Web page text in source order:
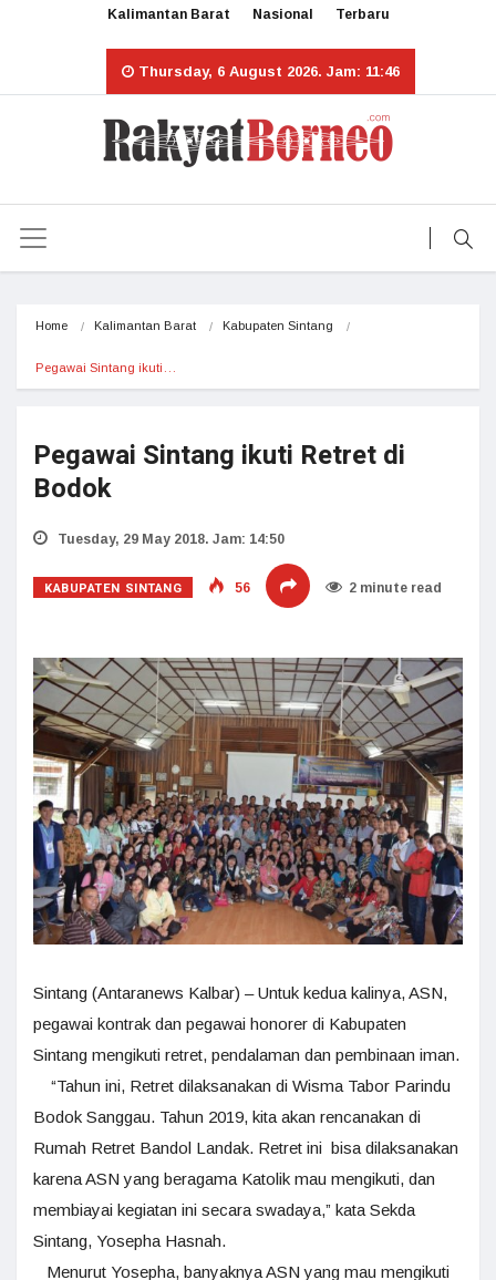
Kalimantan Barat Nasional Terbaru
Thursday, 6 August 2026. Jam: 11:46
Home Kalimantan Barat Kabupaten Sintang
Pegawai Sintang ikuti…
Pegawai Sintang ikuti Retret di
Bodok
Tuesday, 29 May 2018. Jam: 14:50
KABUPATEN SINTANG 56 2 minute read
Sintang (Antaranews Kalbar) – Untuk kedua kalinya, ASN,
pegawai kontrak dan pegawai honorer di Kabupaten
Sintang mengikuti retret, pendalaman dan pembinaan iman.
“Tahun ini, Retret dilaksanakan di Wisma Tabor Parindu
Bodok Sanggau. Tahun 2019, kita akan rencanakan di
Rumah Retret Bandol Landak. Retret ini bisa dilaksanakan
karena ASN yang beragama Katolik mau mengikuti, dan
membiayai kegiatan ini secara swadaya,” kata Sekda
Sintang, Yosepha Hasnah.
Menurut Yosepha, banyaknya ASN yang mau mengikuti